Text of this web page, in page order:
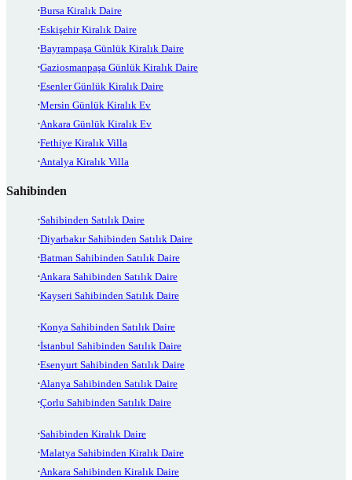
Bursa Kiralık Daire
Eskişehir Kiralık Daire
Bayrampaşa Günlük Kiralık Daire
Gaziosmanpaşa Günlük Kiralık Daire
Esenler Günlük Kiralık Daire
Mersin Günlük Kiralık Ev
Ankara Günlük Kiralık Ev
Fethiye Kiralık Villa
Antalya Kiralık Villa
Sahibinden
Sahibinden Satılık Daire
Diyarbakır Sahibinden Satılık Daire
Batman Sahibinden Satılık Daire
Ankara Sahibinden Satılık Daire
Kayseri Sahibinden Satılık Daire
Konya Sahibinden Satılık Daire
İstanbul Sahibinden Satılık Daire
Esenyurt Sahibinden Satılık Daire
Alanya Sahibinden Satılık Daire
Çorlu Sahibinden Satılık Daire
Sahibinden Kiralık Daire
Malatya Sahibinden Kiralık Daire
Ankara Sahibinden Kiralık Daire